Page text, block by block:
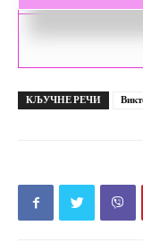
КЉУЧНЕ РЕЧИ